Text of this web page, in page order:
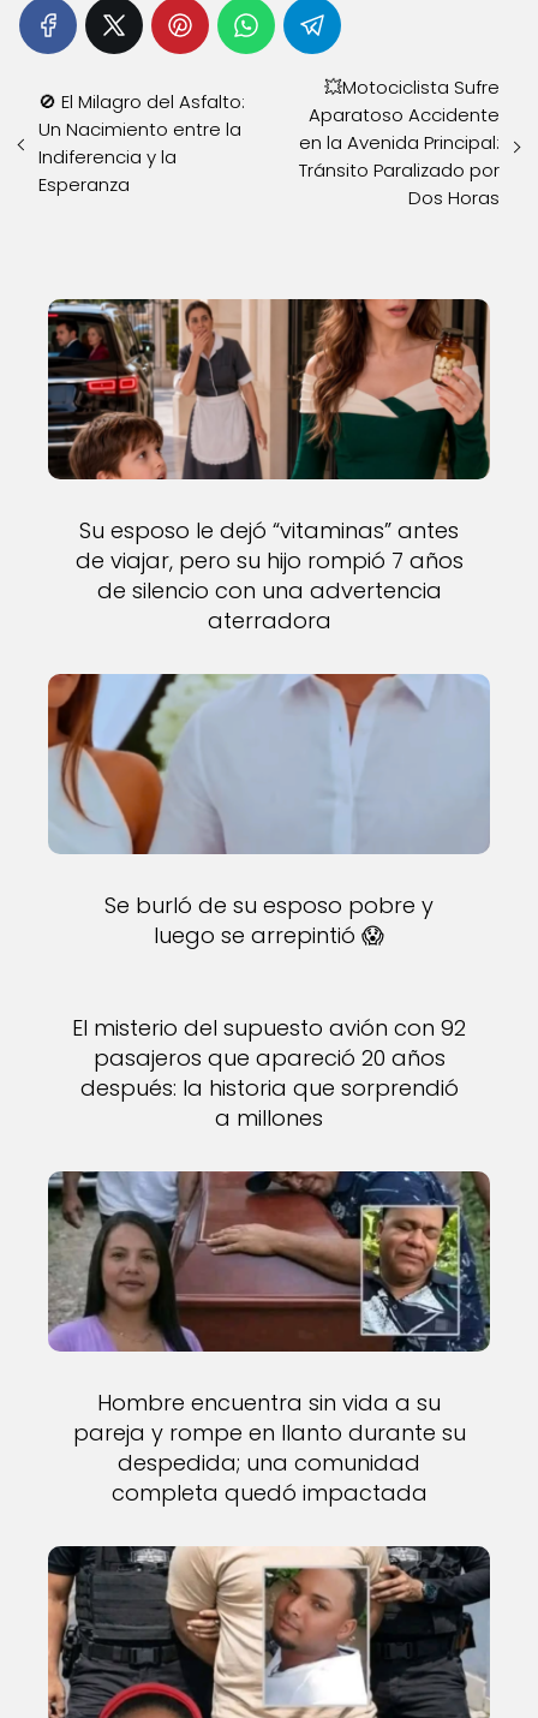
🚫 El Milagro del Asfalto:
Un Nacimiento entre la
Indiferencia y la
Esperanza
💥Motociclista Sufre
Aparatoso Accidente
en la Avenida Principal:
Tránsito Paralizado por
Dos Horas
Su esposo le dejó “vitaminas” antes
de viajar, pero su hijo rompió 7 años
de silencio con una advertencia
aterradora
Se burló de su esposo pobre y
luego se arrepintió 😱
El misterio del supuesto avión con 92
pasajeros que apareció 20 años
después: la historia que sorprendió
a millones
Hombre encuentra sin vida a su
pareja y rompe en llanto durante su
despedida; una comunidad
completa quedó impactada